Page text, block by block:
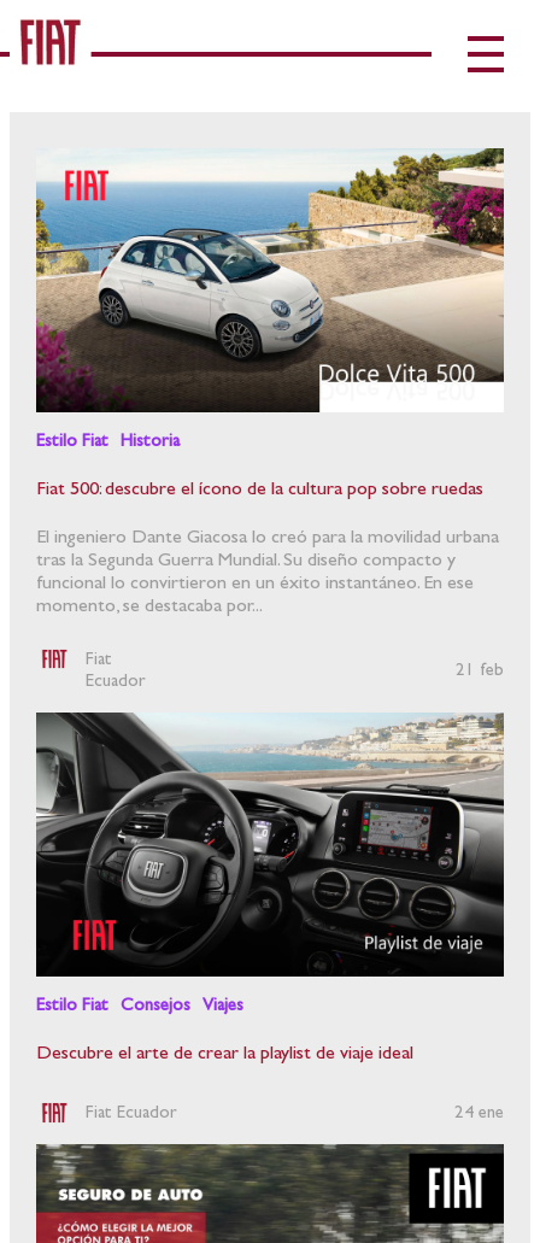
Estilo Fiat Historia
Fiat 500: descubre el ícono de la cultura pop sobre ruedas
El ingeniero Dante Giacosa lo creó para la movilidad urbana
tras la Segunda Guerra Mundial. Su diseño compacto y
funcional lo convirtieron en un éxito instantáneo. En ese
momento, se destacaba por...
Fiat
Ecuador
21 feb
Estilo Fiat Consejos Viajes
Descubre el arte de crear la playlist de viaje ideal
Fiat Ecuador 24 ene